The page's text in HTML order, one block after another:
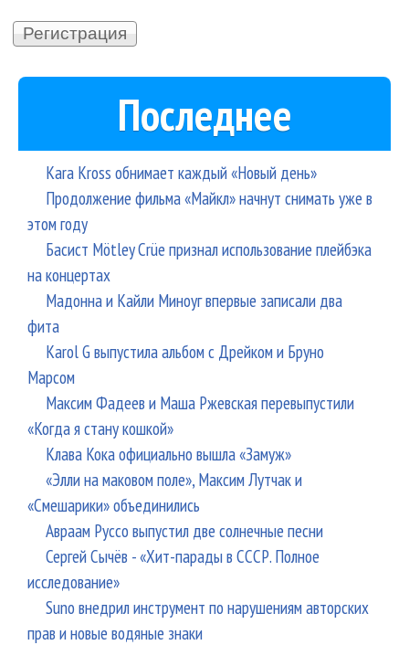
Последнее
Kara Kross обнимает каждый «Новый день»
Продолжение фильма «Майкл» начнут снимать уже в
этом году
Басист Mötley Crüe признал использование плейбэка
на концертах
Мадонна и Кайли Миноуг впервые записали два
фита
Karol G выпустила альбом с Дрейком и Бруно
Марсом
Максим Фадеев и Маша Ржевская перевыпустили
«Когда я стану кошкой»
Клава Кока официально вышла «Замуж»
«Элли на маковом поле», Максим Лутчак и
«Смешарики» объединились
Авраам Руссо выпустил две солнечные песни
Сергей Сычёв - «Хит-парады в СССР. Полное
исследование»
Suno внедрил инструмент по нарушениям авторских
прав и новые водяные знаки